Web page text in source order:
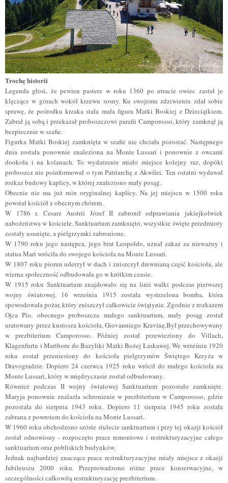
Trochę historii
Legenda głosi, że pewien pasterz w roku 1360 po utracie owiec zastał je
klęczące w górach wokół krzewu sosny. Ku swojemu zdziwieniu zdał sobie
sprawę, że pośrodku krzaka stała mała figura Matki Boskiej z Dzieciątkiem.
Zabrał ją sobą i przekazał proboszczowi parafii Camporosso, który zamknął ją
bezpiecznie w szafie.
Figurka Matki Boskiej zamknięta w szafie nie chciała pozostać. Następnego
dnia została ponownie znaleziona na Monte Lussari i ponownie z owcami
dookoła i na kolanach. To wydarzenie miało miejsce kolejny raz, dopóki
proboszcz nie poinformował o tym Patriarchę z Akwilei. Ten ostatni wydawał
rozkaz budowy kaplicy, w której znaleziono mały posąg.
Obecnie nie ma już ruin oryginalnej kaplicy. Na jej miejscu w 1500 roku
powstał kościół z obecnym chórem.
W 1786 r. Cesarz Austrii Józef II zabronił odprawiania jakiejkolwiek
nabożeństwa w kościele. Sanktuarium zamknięto, wszystkie święte przedmioty
zostały usunięte, a pielgrzymki zabronione.
W 1790 roku jego następca, jego brat Leopoldo, uznał zakaz za nieważny i
statua Mari wróciła do swojego kościoła na Monte Lussari.
W 1807 roku piorun uderzył w dach i zniszczył drewnianą część kościoła, ale
wierna społeczność odbudowała go w krótkim czasie.
W 1915 roku Sanktuarium znajdowało się na linii walki podczas pierwszej
wojny światowej. 16 września 1915 została wystrzelona bomba, która
spowodowała pożar, który zniszczył całkowicie świątynie. Zgodnie z rozkazem
Ojca Pio, obecnego proboszcza małego sanktuarium, mały posąg został
uratowany przez kustosza kościoła, Giovanniego Kravinę.Był przechowywany
w prezbiterium Camporosso. Później został przewieziony do Villach,
Klagenfurtu i Mariboru do Bazyliki Matki Bożej Łaskawej. We wrześniu 1920
roku został przeniesiony do kościoła pielgrzymów Świętego Krzyża w
Dravogradzie. Dopiero 24 czerwca 1925 roku wrócił do małego kościoła na
Monte Lussari, który w międzyczasie został odbudowany.
Również podczas II wojny światowej Sanktuarium pozostało zamknięte.
Maryja ponownie znalazła schronienie w prezbiterium w Camporosso, gdzie
pozostała do sierpnia 1943 roku. Dopiero 11 sierpnia 1945 roku została
zabrana z powrotem do kościoła na Monte Lussari.
W 1960 roku obchodzono szóste stulecie sanktuarium i przy tej okazji kościół
został odnowiony - rozpoczęto prace remontowe i restrukturyzacyjne całego
sanktuarium oraz pobliskich budynków.
Jednak najbardziej znaczące prace restrukturyzacyjne miały miejsce z okazji
Jubileuszu 2000 roku. Przeprowadzono różne prace konserwacyjne, w
szczególności całkowitą restrukturyzację prezbiterium.